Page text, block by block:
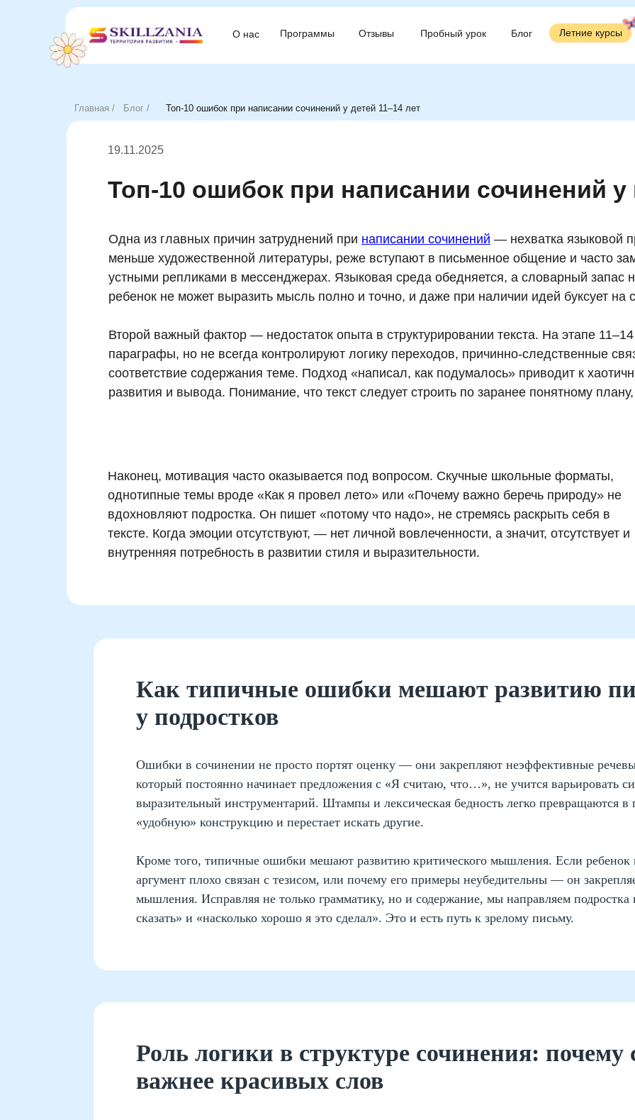
О нас Программы Отзывы Блог
Пробный урок Летние курсы
О нас Программы Отзывы Блог
Пробный урок Летние курсы
Главная / Блог / Топ-10 ошибок при написании сочинений у детей 11–14 лет
Топ-10 ошибок при написании сочинений
Одна из главных причин затруднений при написании сочинений — нехватка языковой
меньше художественной литературы, реже вступают в письменное общение и часто
устными репликами в мессенджерах. Языковая среда обедняется, а словарный запас
ребенок не может выразить мысль полно и точно, и даже при наличии идей буксует на
Второй важный фактор — недостаток опыта в структурировании текста. На этапе
параграфы, но не всегда контролируют логику переходов, причинно-следственные
соответствие содержания теме. Подход «написал, как подумалось» приводит к
развития и вывода. Понимание, что текст следует строить по заранее понятному
19.11.2025
Наконец, мотивация часто оказывается под вопросом. Скучные школьные форматы,
однотипные темы вроде «Как я провел лето» или «Почему важно беречь природу» не
вдохновляют подростка. Он пишет «потому что надо», не стремясь раскрыть себя в
тексте. Когда эмоции отсутствуют, — нет личной вовлеченности, а значит, отсутствует и
внутренняя потребность в развитии стиля и выразительности.
Как типичные ошибки мешают развитию
у подростков
Ошибки в сочинении не просто портят оценку — они закрепляют неэффективные
который постоянно начинает предложения с «Я считаю, что…», не учится варьировать
выразительный инструментарий. Штампы и лексическая бедность легко превращаются в
«удобную» конструкцию и перестает искать другие.
Кроме того, типичные ошибки мешают развитию критического мышления. Если ребенок
аргумент плохо связан с тезисом, или почему его примеры неубедительны — он
мышления. Исправляя не только грамматику, но и содержание, мы направляем подростка
сказать» и «насколько хорошо я это сделал». Это и есть путь к зрелому письму.
Роль логики в структуре сочинения: почему
важнее красивых слов